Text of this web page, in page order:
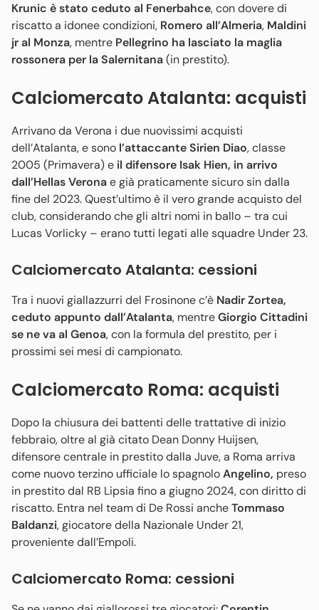
Krunic è stato ceduto al Fenerbahce, con dovere di
riscatto a idonee condizioni, Romero all’Almeria, Maldini
jr al Monza, mentre Pellegrino ha lasciato la maglia
rossonera per la Salernitana(in prestito).
Calciomercato Atalanta: acquisti
Arrivano da Verona i due nuovissimi acquisti
dell’Atalanta, e sono l’attaccante Sirien Diao, classe
2005 (Primavera) e il difensore Isak Hien, in arrivo
dall’Hellas Veronae già praticamente sicuro sin dalla
fine del 2023. Quest’ultimo è il vero grande acquisto del
club, considerando che gli altri nomi in ballo – tra cui
Lucas Vorlicky – erano tutti legati alle squadre Under 23.
Calciomercato Atalanta: cessioni
Tra i nuovi giallazzurri del Frosinone c’è Nadir Zortea,
ceduto appunto dall’Atalanta, mentreGiorgio Cittadini
se ne va al Genoa, con la formula del prestito, per i
prossimi sei mesi di campionato.
Calciomercato Roma: acquisti
Dopo la chiusura dei battenti delle trattative di inizio
febbraio, oltre al già citato Dean Donny Huijsen,
difensore centrale in prestito dalla Juve, a Roma arriva
come nuovo terzino ufficiale lo spagnoloAngelino, preso
in prestito dal RB Lipsia fino a giugno 2024, con diritto di
riscatto. Entra nel team di De Rossi ancheTommaso
Baldanzi, giocatore della Nazionale Under 21,
proveniente dall’Empoli.
Calciomercato Roma: cessioni